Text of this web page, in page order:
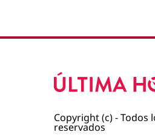
Copyright (c) - Todos
reservados